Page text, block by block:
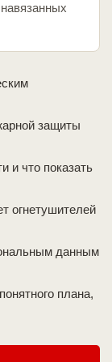
защиты
и что показать
огнетушителей
данным
плана,